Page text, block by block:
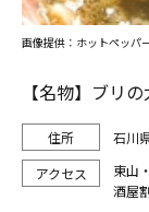
【名物】ブリ
石川
東山
酒屋
画像提供：ホットペッパ